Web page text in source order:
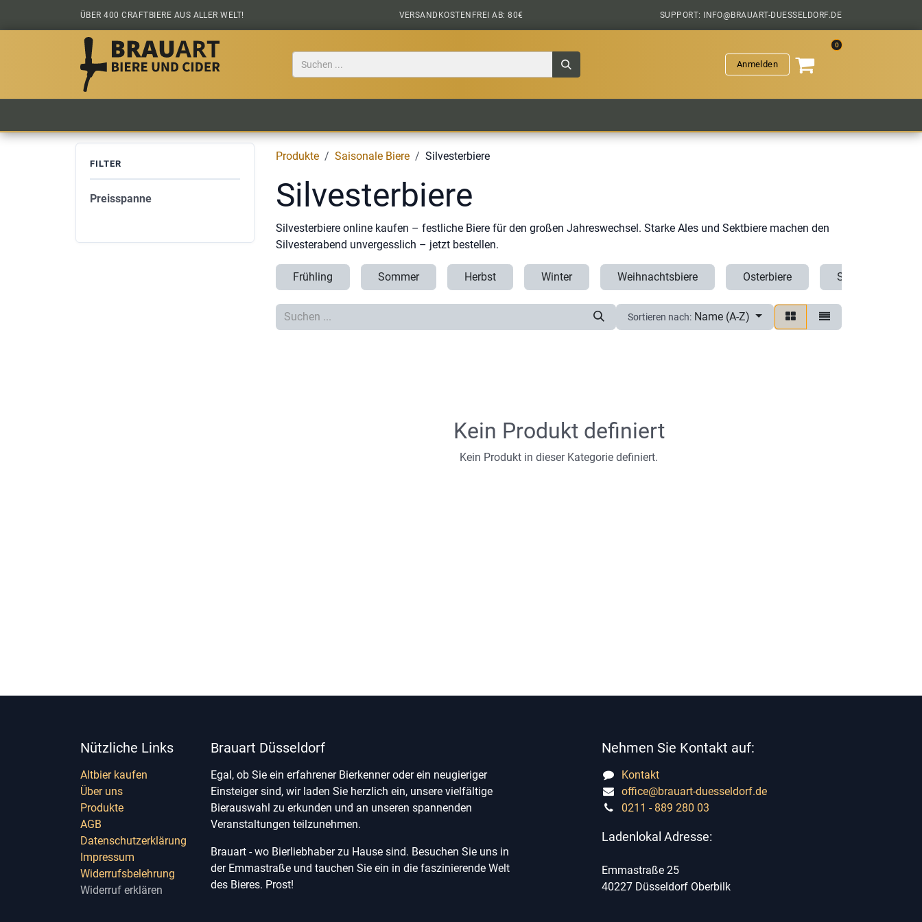
Zum Inhalt springen
ÜBER 400 CRAFTBIERE AUS ALLER WELT! VERSANDKOSTENFREI AB: 80€ SUPPORT: INFO@BRAUART-DUESSELDORF.DE
Anmelden
0
FILTER
Preisspanne
Produkte Saisonale Biere Silvesterbiere
Silvesterbiere
Silvesterbiere online kaufen – festliche Biere für den großen Jahreswechsel. Starke Ales und Sektbiere machen den
Silvesterabend unvergesslich – jetzt bestellen.
Frühling Sommer Herbst Winter Weihnachtsbiere Osterbiere Starkbiere
Sortieren nach: Name (A-Z)
Kein Produkt definiert
Kein Produkt in dieser Kategorie definiert.
Nützliche Links
Altbier kaufen
Über uns
Produkte
AGB
Datenschutzerklärung
Impressum
Widerrufsbelehrung
Widerruf erklären
Brauart Düsseldorf
Egal, ob Sie ein erfahrener Bierkenner oder ein neugieriger
Einsteiger sind, wir laden Sie herzlich ein, unsere vielfältige
Bierauswahl zu erkunden und an unseren spannenden
Veranstaltungen teilzunehmen.
Brauart - wo Bierliebhaber zu Hause sind. Besuchen Sie uns in
der Emmastraße und tauchen Sie ein in die faszinierende Welt
des Bieres. Prost!
Nehmen Sie Kontakt auf:
Kontakt
office@brauart-duesseldorf.de
0211 - 889 280 03
Ladenlokal Adresse:
Emmastraße 25
40227 Düsseldorf Oberbilk